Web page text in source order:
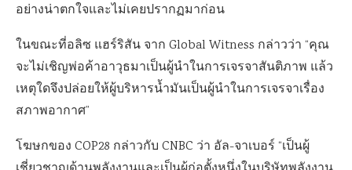
อย่างน่าตกใจและไม่เคยปรากฏมาก่อน
ในขณะที่อลิซ แฮร์ริสัน จาก Global Witness กล่าวว่า “คุณ
จะไม่เชิญพ่อค้าอาวุธมาเป็นผู้นำในการเจรจาสันติภาพ แล้ว
เหตุใดจึงปล่อยให้ผู้บริหารน้ำมันเป็นผู้นำในการเจรจาเรื่อง
สภาพอากาศ”
โฆษกของ COP28 กล่าวกับ CNBC ว่า อัล-จาเบอร์ “เป็นผู้